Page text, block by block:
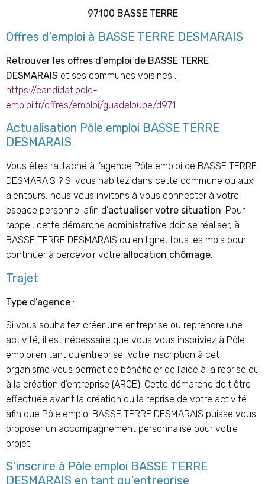
97100 BASSE TERRE
Offres d’emploi à BASSE TERRE DESMARAIS
Retrouver les offres d’emploi de BASSE TERRE
DESMARAIS et ses communes voisines :
https://candidat.pole-
emploi.fr/offres/emploi/guadeloupe/d971
Actualisation Pôle emploi BASSE TERRE
DESMARAIS
Vous êtes rattaché à l’agence Pôle emploi de BASSE TERRE
DESMARAIS ? Si vous habitez dans cette commune ou aux
alentours, nous vous invitons à vous connecter à votre
espace personnel afin d’actualiser votre situation. Pour
rappel, cette démarche administrative doit se réaliser, à
BASSE TERRE DESMARAIS ou en ligne, tous les mois pour
continuer à percevoir votre allocation chômage.
Trajet
Type d’agence :
Si vous souhaitez créer une entreprise ou reprendre une
activité, il est nécessaire que vous vous inscriviez à Pôle
emploi en tant qu’entreprise. Votre inscription à cet
organisme vous permet de bénéficier de l’aide à la reprise ou
à la création d’entreprise (ARCE). Cette démarche doit être
effectuée avant la création ou la reprise de votre activité
afin que Pôle emploi BASSE TERRE DESMARAIS puisse vous
proposer un accompagnement personnalisé pour votre
projet.
S’inscrire à Pôle emploi BASSE TERRE
DESMARAIS en tant qu’entreprise